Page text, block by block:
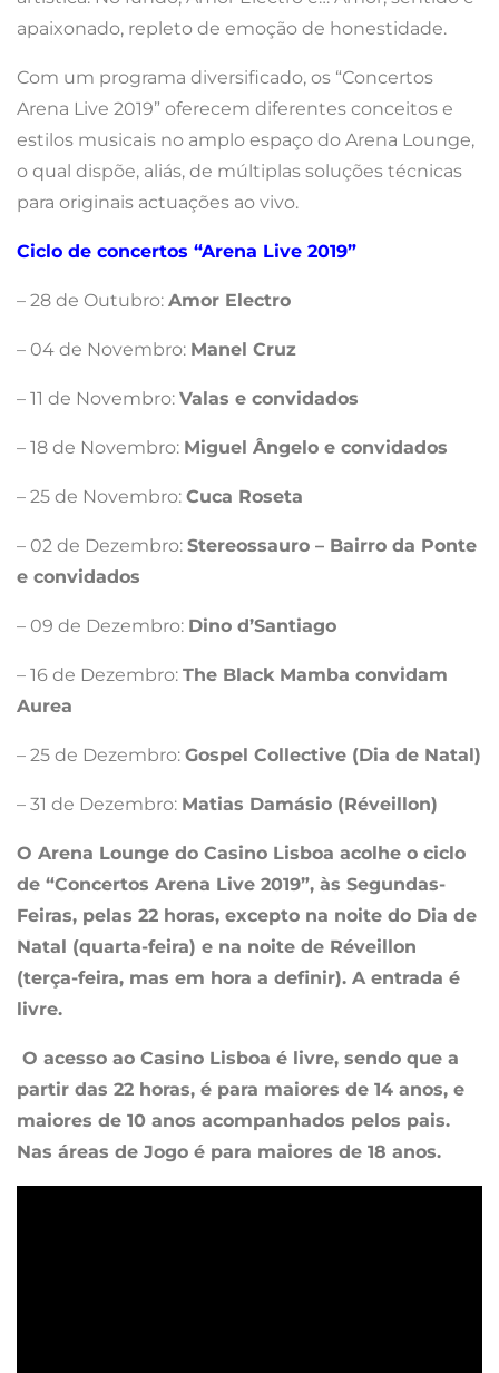
apaixonado, repleto de emoção de honestidade.
Com um programa diversificado, os “Concertos
Arena Live 2019” oferecem diferentes conceitos e
estilos musicais no amplo espaço do Arena Lounge,
o qual dispõe, aliás, de múltiplas soluções técnicas
para originais actuações ao vivo.
Ciclo de concertos “Arena Live 2019”
– 28 de Outubro: Amor Electro
– 04 de Novembro: Manel Cruz
– 11 de Novembro: Valas e convidados
– 18 de Novembro: Miguel Ângelo e convidados
– 25 de Novembro: Cuca Roseta
– 02 de Dezembro: Stereossauro – Bairro da Ponte
e convidados
– 09 de Dezembro: Dino d’Santiago
– 16 de Dezembro: The Black Mamba convidam
Aurea
– 25 de Dezembro: Gospel Collective (Dia de Natal)
– 31 de Dezembro: Matias Damásio (Réveillon)
O Arena Lounge do Casino Lisboa acolhe o ciclo
de “Concertos Arena Live 2019”, às Segundas-
Feiras, pelas 22 horas, excepto na noite do Dia de
Natal (quarta-feira) e na noite de Réveillon
(terça-feira, mas em hora a definir). A entrada é
livre.
O acesso ao Casino Lisboa é livre, sendo que a
partir das 22 horas, é para maiores de 14 anos, e
maiores de 10 anos acompanhados pelos pais.
Nas áreas de Jogo é para maiores de 18 anos.